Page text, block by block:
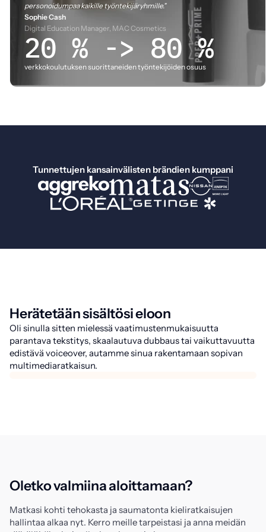
personoidumpaa kaikille työntekijäryhmille."
Sophie Cash
Digital Education Manager, MAC Cosmetics
20 % -> 80 %
verkkokoulutuksen suorittaneiden työntekijöiden osuus
Tunnettujen kansainvälisten brändien kumppani
Herätetään sisältösi eloon
Oli sinulla sitten mielessä vaatimustenmukaisuutta
parantava tekstitys, skaalautuva dubbaus tai vaikuttavuutta
edistävä voiceover, autamme sinua rakentamaan sopivan
multimediaratkaisun.
Oletko valmiina aloittamaan?
Matkasi kohti tehokasta ja saumatonta kieliratkaisujen
hallintaa alkaa nyt. Kerro meille tarpeistasi ja anna meidän